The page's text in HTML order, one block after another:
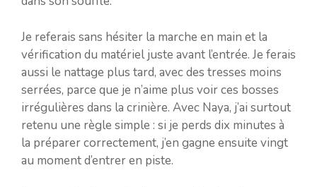
Je referais sans hésiter la marche en main et la
vérification du matériel juste avant l’entrée. Je ferais
aussi le nattage plus tard, avec des tresses moins
serrées, parce que je n’aime plus voir ces bosses
irrégulières dans la crinière. Avec Naya, j’ai surtout
retenu une règle simple : si je perds dix minutes à
la préparer correctement, j’en gagne ensuite vingt
au moment d’entrer en piste.